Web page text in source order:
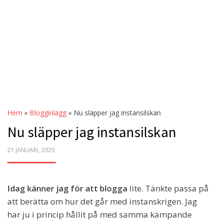
Hem » Blogginlägg » Nu släpper jag instansilskan
Nu släpper jag instansilskan
POSTED
21 JANUARI, 2020
Idag känner jag för att blogga lite. Tänkte passa på
att berätta om hur det går med instanskrigen. Jag
har ju i princip hållit på med samma kämpande